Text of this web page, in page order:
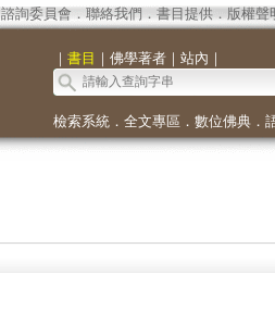
諮詢委員會． 聯絡我們 ． 書目提供． 版權聲
｜ 書目 ｜ 佛學著者｜ 站內 ｜
檢索系統． 全文專區 ． 數位佛典．